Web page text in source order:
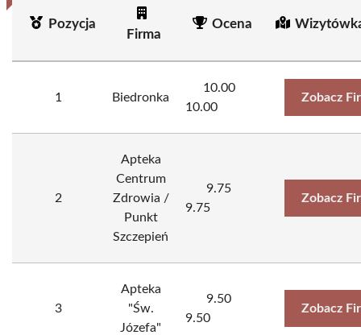
Pozycja
Firma
Ocena
1 Biedronka
10.00
10.00
Zobacz
2
Apteka
Centrum
Zdrowia /
Punkt
Szczepień
9.75
9.75
Zobacz
3
Apteka
"Św.
Józefa"
9.50
9.50
Zobacz